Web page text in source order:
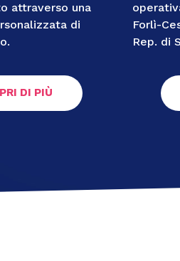
attraverso una
di
DI PIÙ
Forlì-
Rep. di